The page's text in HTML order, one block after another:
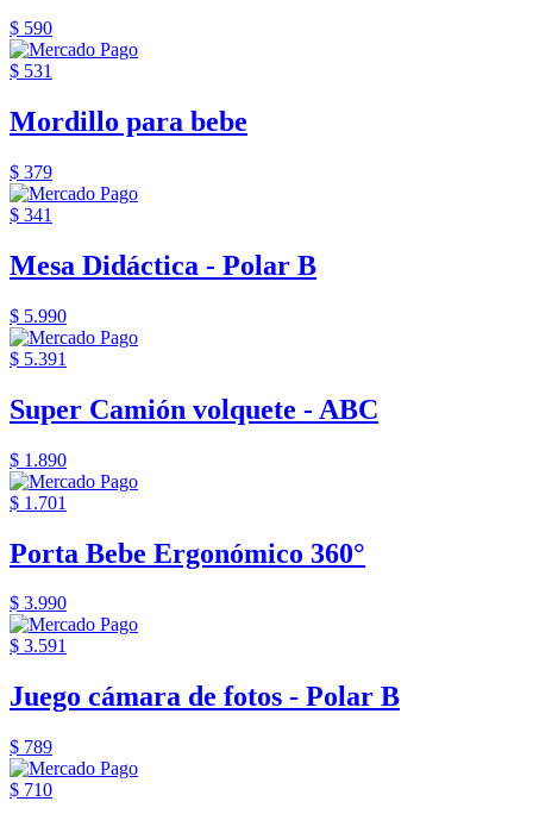
$ 590
$ 531
Mordillo para bebe
$ 379
$ 341
Mesa Didáctica - Polar B
$ 5.990
$ 5.391
Super Camión volquete - ABC
$ 1.890
$ 1.701
Porta Bebe Ergonómico 360°
$ 3.990
$ 3.591
Juego cámara de fotos - Polar B
$ 789
$ 710